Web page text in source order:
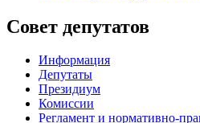
Совет депутатов
Информация
Депутаты
Президиум
Комиссии
Регламент и нормативно-